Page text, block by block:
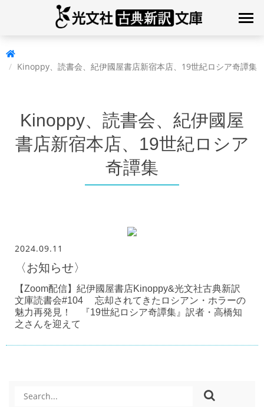
Kinoppy、読書会、紀伊國屋書店新宿本店、19世紀ロシア奇譚集
Kinoppy、読書会、紀伊國屋
書店新宿本店、19世紀ロシア
奇譚集
2024.09.11
〈お知らせ〉
【Zoom配信】紀伊國屋書店Kinoppy&光文社古典新訳
文庫読書会#104 忘却されてきたロシアン・ホラーの
魅力再発見！ 『19世紀ロシア奇譚集』訳者・高橋知
之さんを迎えて